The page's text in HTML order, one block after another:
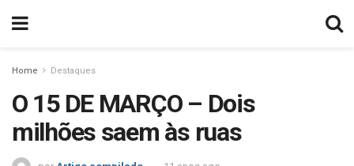
Home Destaques
O 15 DE MARÇO – Dois
milhões saem às ruas